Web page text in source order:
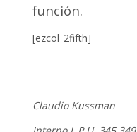
función.
[ezcol_2fifth]
Claudio Kussman